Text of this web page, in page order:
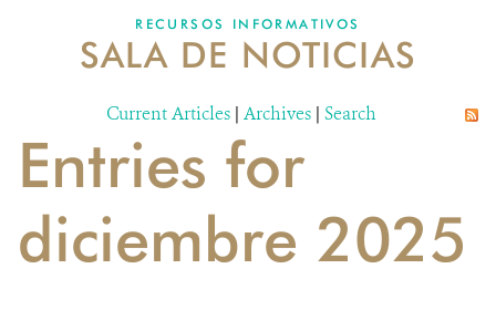
NOSOTROS
DONA
RECURSOS INFORMATIVOS
SALA DE NOTICIAS
Current Articles | Archives | Search
Entries for
diciembre 2025